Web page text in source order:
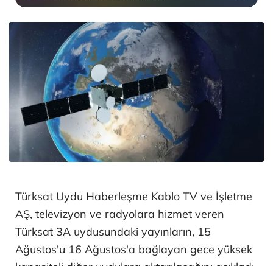
Türksat Uydu Haberleşme Kablo TV ve İşletme
AŞ, televizyon ve radyolara hizmet veren
Türksat 3A uydusundaki yayınların, 15
Ağustos'u 16 Ağustos'a bağlayan gece yüksek